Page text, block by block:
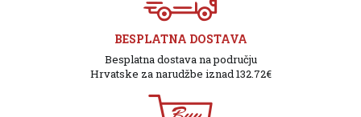
BESPLATNA DOSTAVA
Besplatna dostava na području
Hrvatske za narudžbe iznad 132.72€